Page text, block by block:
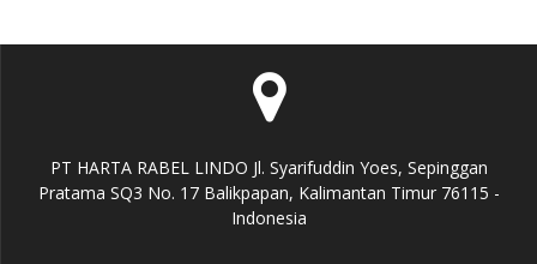
PT HARTA RABEL LINDO Jl. Syarifuddin Yoes, Sepinggan
Pratama SQ3 No. 17 Balikpapan, Kalimantan Timur 76115 -
Indonesia